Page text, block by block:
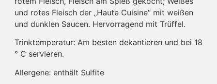
und rotes Fleisch der „Haute Cuisine“ mit weißen
und dunklen Saucen. Hervorragend mit Trüffel.
Trinktemperatur: Am besten dekantieren und bei 18
° C servieren.
Allergene: enthält Sulfite